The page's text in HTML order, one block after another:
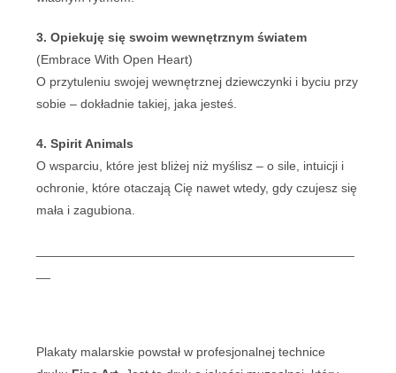
3. Opiekuję się swoim wewnętrznym światem
(Embrace With Open Heart)
O przytuleniu swojej wewnętrznej dziewczynki i byciu przy
sobie – dokładnie takiej, jaka jesteś.
4. Spirit Animals
O wsparciu, które jest bliżej niż myślisz – o sile, intuicji i
ochronie, które otaczają Cię nawet wtedy, gdy czujesz się
mała i zagubiona.
Plakaty malarskie powstał w profesjonalnej technice